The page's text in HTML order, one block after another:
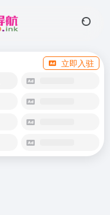
立即入驻